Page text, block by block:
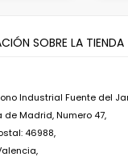
SOBRE LA TIENDA
Industrial Fuente del
de Madrid, Numero 47,
46988,